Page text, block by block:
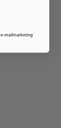
mailmarketing